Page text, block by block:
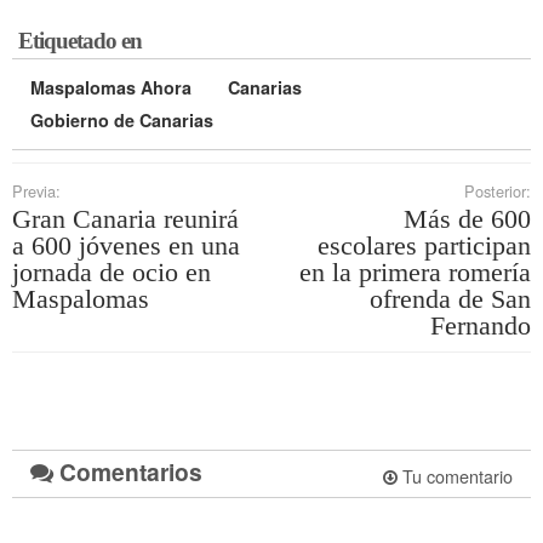
Etiquetado en
Maspalomas Ahora
Canarias
Gobierno de Canarias
Previa:
Gran Canaria reunirá
a 600 jóvenes en una
jornada de ocio en
Maspalomas
Posterior:
Más de 600
escolares participan
en la primera romería
ofrenda de San
Fernando
Comentarios Tu comentario